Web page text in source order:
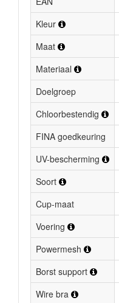
Kleur
Maat
Materiaal
Doelgroep
Chloorbestendig
FINA goedkeuring
UV-bescherming
Soort
Cup-maat
Voering
Powermesh
Borst support
Wire bra